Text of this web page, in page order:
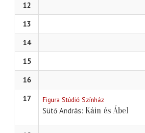
12
13
14
15
16
17
Figura Stúdió Színház
Sütő András Káin és Ábel